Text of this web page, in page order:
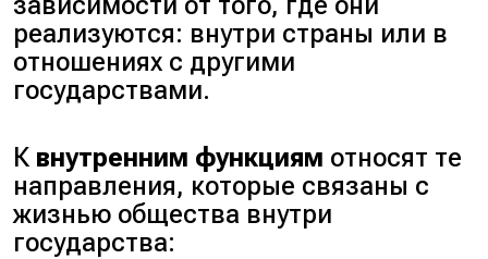
реализуются: внутри страны или в
отношениях с другими
государствами.
К внутренним функциям относят те
направления, которые связаны с
жизнью общества внутри
государства: